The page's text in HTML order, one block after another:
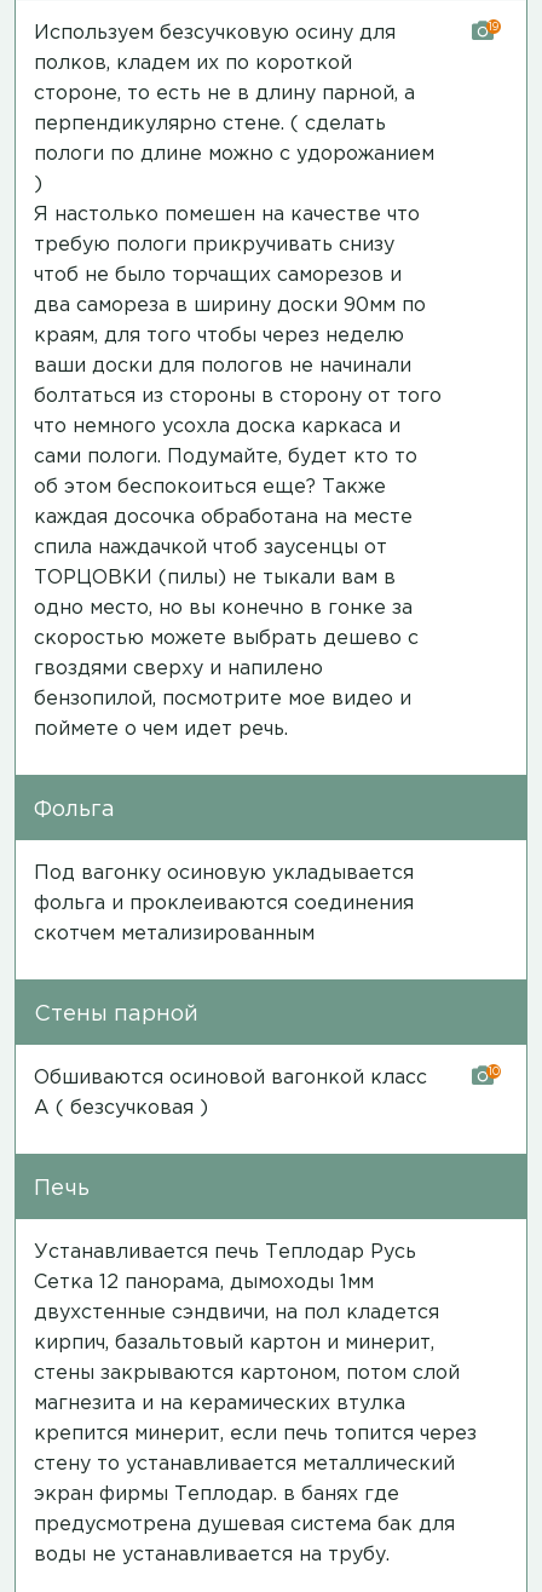
Используем безсучковую осину для
полков, кладем их по короткой
стороне, то есть не в длину парной, а
перпендикулярно стене. ( сделать
пологи по длине можно с удорожанием
)
Я настолько помешен на качестве что
требую пологи прикручивать снизу
чтоб не было торчащих саморезов и
два самореза в ширину доски 90мм по
краям, для того чтобы через неделю
ваши доски для пологов не начинали
болтаться из стороны в сторону от того
что немного усохла доска каркаса и
сами пологи. Подумайте, будет кто то
об этом беспокоиться еще? Также
каждая досочка обработана на месте
спила наждачкой чтоб заусенцы от
ТОРЦОВКИ (пилы) не тыкали вам в
одно место, но вы конечно в гонке за
скоростью можете выбрать дешево с
гвоздями сверху и напилено
бензопилой, посмотрите мое видео и
поймете о чем идет речь.
19
Фольга
Под вагонку осиновую укладывается
фольга и проклеиваются соединения
скотчем метализированным
Стены парной
Обшиваются осиновой вагонкой класс
А ( безсучковая )
10
Печь
Устанавливается печь Теплодар Русь
Сетка 12 панорама, дымоходы 1мм
двухстенные сэндвичи, на пол кладется
кирпич, базальтовый картон и минерит,
стены закрываются картоном, потом слой
магнезита и на керамических втулка
крепится минерит, если печь топится через
стену то устанавливается металлический
экран фирмы Теплодар. в банях где
предусмотрена душевая система бак для
воды не устанавливается на трубу.